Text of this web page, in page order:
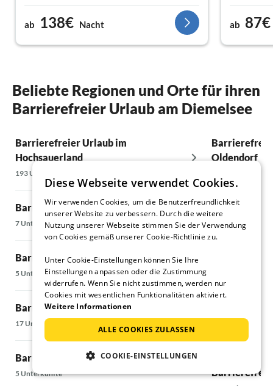
ab 138€ Nacht
für
Diemelsee
Gleich zu
wir einen
Vielen
Bangert,
wurde
Herzliche
ab 87€
Beliebte Regionen und Orte für ihren
Barrierefreier Urlaub am Diemelsee
Barrierefreier Urlaub im
Hochsauerland
193 Unterkünfte
Barrierefreier Urlaub in Bad Arolsen
7 Unterkünfte
Barrierefreier Urlaub in Vöhl
5 Unterkünfte
Barrierefreier Urlaub in Edertal
17 Unterkünfte
Barrierefreier Urlaub in Frankenau
5 Unterkünfte
Oldendorf
Südsauerland
15 Unterkünfte
5 Unterkünfte
5 Unterkünfte
Diese Webseite verwendet Cookies.
Wir verwenden Cookies, um die Benutzerfreundlichkeit
unserer Website zu verbessern. Durch die weitere
Nutzung unserer Webseite stimmen Sie der Verwendung
von Cookies gemäß unserer Cookie-Richtlinie zu.
Unter Cookie-Einstellungen können Sie Ihre
Einstellungen anpassen oder die Zustimmung
widerrufen. Wenn Sie nicht zustimmen, werden nur
Cookies mit wesentlichen Funktionalitäten aktiviert.
Weitere Informationen
ALLE COOKIES ZULASSEN
COOKIE-EINSTELLUNGEN